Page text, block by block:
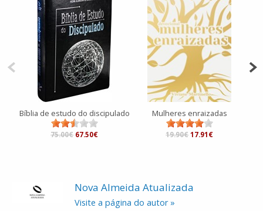
Bíblia de estudo do discipulado
75.00€ 67.50€
Mulheres enraizadas
19.90€ 17.91€
Nova Almeida Atualizada
Visite a página do autor »